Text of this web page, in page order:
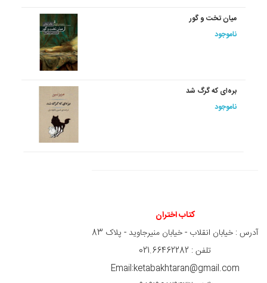
میان تخت و گور
ناموجود
بره‌ای که گرگ شد
ناموجود
کتاب اختران
آدرس : خیابان انقلاب - خیابان منیرجاوید - پلاک 83
تلفن : 021.66462282
Email:ketabakhtaran@gmail.com